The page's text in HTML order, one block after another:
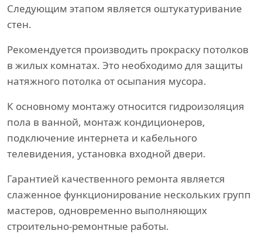
Следующим этапом является оштукатуривание
стен.
Рекомендуется производить прокраску потолков
в жилых комнатах. Это необходимо для защиты
натяжного потолка от осыпания мусора.
К основному монтажу относится гидроизоляция
пола в ванной, монтаж кондиционеров,
подключение интернета и кабельного
телевидения, установка входной двери.
Гарантией качественного ремонта является
слаженное функционирование нескольких групп
мастеров, одновременно выполняющих
строительно-ремонтные работы.